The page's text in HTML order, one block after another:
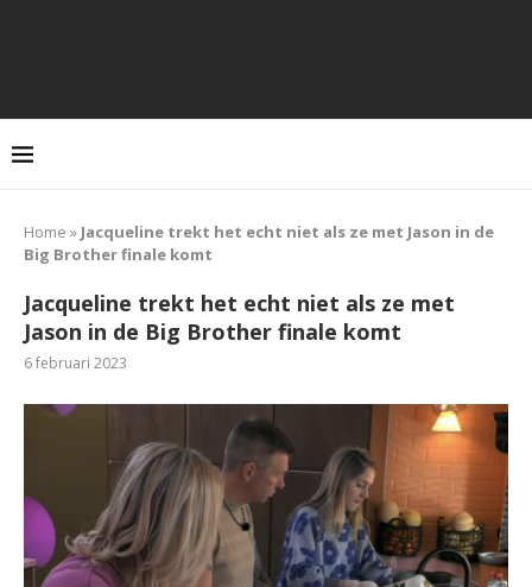
Home » Jacqueline trekt het echt niet als ze met Jason in de
Big Brother finale komt
Jacqueline trekt het echt niet als ze met
Jason in de Big Brother finale komt
6 februari 2023